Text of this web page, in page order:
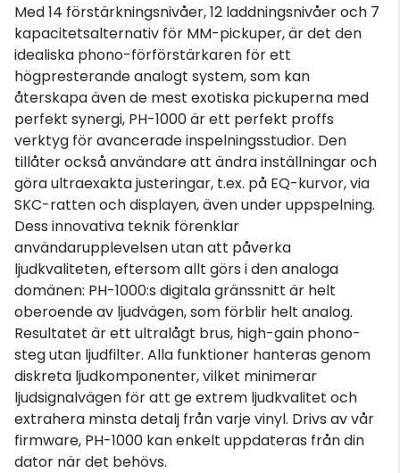
Med 14 förstärkningsnivåer, 12 laddningsnivåer och 7
kapacitetsalternativ för MM-pickuper, är det den
idealiska phono-förförstärkaren för ett
högpresterande analogt system, som kan
återskapa även de mest exotiska pickuperna med
perfekt synergi, PH-1000 är ett perfekt proffs
verktyg för avancerade inspelningsstudior. Den
tillåter också användare att ändra inställningar och
göra ultraexakta justeringar, t.ex. på EQ-kurvor, via
SKC-ratten och displayen, även under uppspelning.
Dess innovativa teknik förenklar
användarupplevelsen utan att påverka
ljudkvaliteten, eftersom allt görs i den analoga
domänen: PH-1000:s digitala gränssnitt är helt
oberoende av ljudvägen, som förblir helt analog.
Resultatet är ett ultralågt brus, high-gain phono-
steg utan ljudfilter. Alla funktioner hanteras genom
diskreta ljudkomponenter, vilket minimerar
ljudsignalvägen för att ge extrem ljudkvalitet och
extrahera minsta detalj från varje vinyl. Drivs av vår
firmware, PH-1000 kan enkelt uppdateras från din
dator när det behövs.